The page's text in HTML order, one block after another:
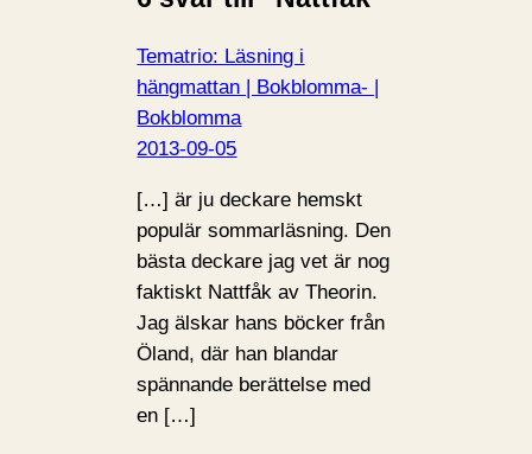
Tematrio: Läsning i
hängmattan | Bokblomma- |
Bokblomma
2013-09-05
[…] är ju deckare hemskt
populär sommarläsning. Den
bästa deckare jag vet är nog
faktiskt Nattfåk av Theorin.
Jag älskar hans böcker från
Öland, där han blandar
spännande berättelse med
en […]